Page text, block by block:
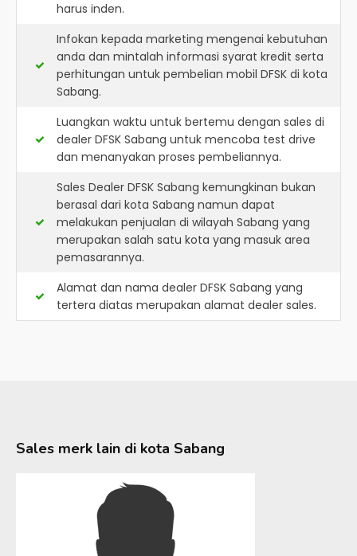
harus inden.
Infokan kepada marketing mengenai kebutuhan
anda dan mintalah informasi syarat kredit serta
perhitungan untuk pembelian mobil DFSK di kota
Sabang.
Luangkan waktu untuk bertemu dengan sales di
dealer DFSK Sabang untuk mencoba test drive
dan menanyakan proses pembeliannya.
Sales Dealer DFSK Sabang kemungkinan bukan
berasal dari kota Sabang namun dapat
melakukan penjualan di wilayah Sabang yang
merupakan salah satu kota yang masuk area
pemasarannya.
Alamat dan nama dealer DFSK Sabang yang
tertera diatas merupakan alamat dealer sales.
Sales merk lain di kota Sabang